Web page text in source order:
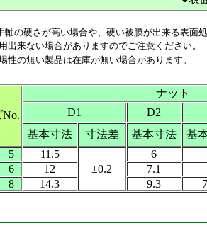
軸の硬さが高い場合や、硬い被膜が出来る表面
ない場合がありますのでご注意ください。
性の無い製品は在庫が無い場合があります。
ナット
D1
D2
基本寸法
寸法差 基本寸法
基
11.5
±0.2
6
6
12 7.1
8
14.3 9.3